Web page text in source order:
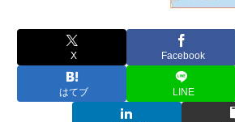
X Facebook
はてブ LINE